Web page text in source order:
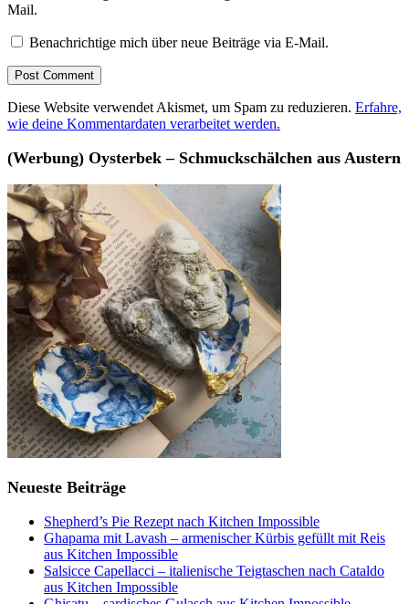
Mail.
Benachrichtige mich über neue Beiträge via E-Mail.
Diese Website verwendet Akismet, um Spam zu reduzieren. Erfahre,
wie deine Kommentardaten verarbeitet werden.
(Werbung) Oysterbek – Schmuckschälchen aus Austern
Neueste Beiträge
Shepherd’s Pie Rezept nach Kitchen Impossible
Ghapama mit Lavash – armenischer Kürbis gefüllt mit Reis
aus Kitchen Impossible
Salsicce Capellacci – italienische Teigtaschen nach Cataldo
aus Kitchen Impossible